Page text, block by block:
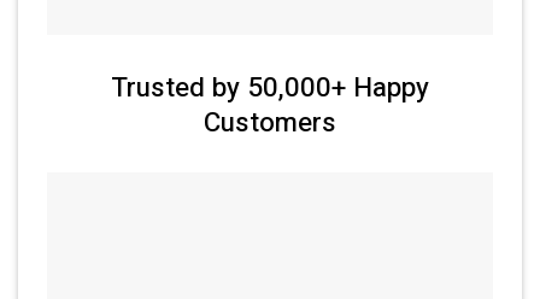
Trusted by 50,000+ Happy
Customers